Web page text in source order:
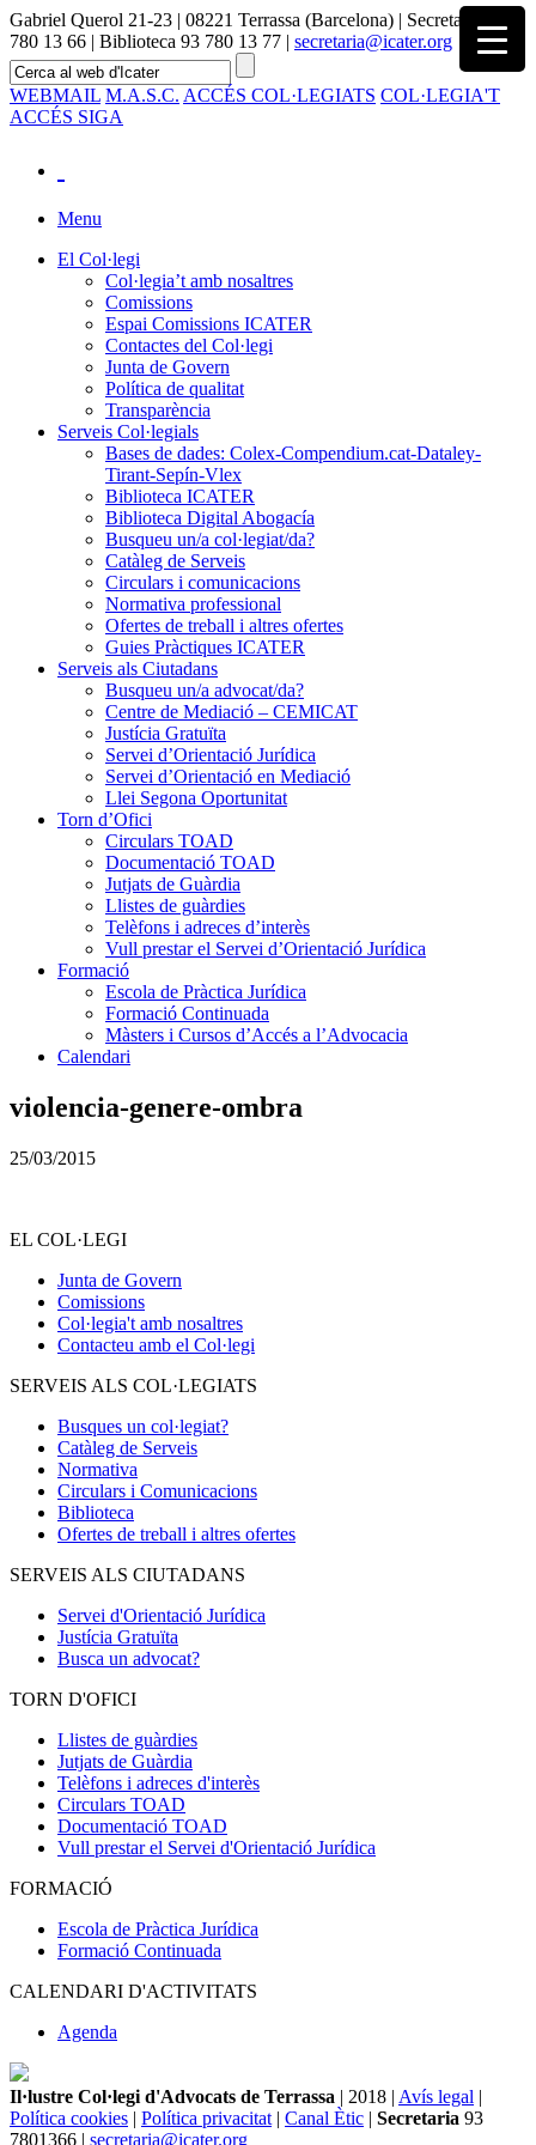
Gabriel Querol 21-23 | 08221 Terrassa (Barcelona) | Secretaria 93
780 13 66 | Biblioteca 93 780 13 77 | secretaria@icater.org
WEBMAIL M.A.S.C. ACCÉS COL·LEGIATS COL·LEGIA'T
ACCÉS SIGA
Menu
El Col·legi
Col·legia’t amb nosaltres
Comissions
Espai Comissions ICATER
Contactes del Col·legi
Junta de Govern
Política de qualitat
Transparència
Serveis Col·legials
Bases de dades: Colex-Compendium.cat-Dataley-
Tirant-Sepín-Vlex
Biblioteca ICATER
Biblioteca Digital Abogacía
Busqueu un/a col·legiat/da?
Catàleg de Serveis
Circulars i comunicacions
Normativa professional
Ofertes de treball i altres ofertes
Guies Pràctiques ICATER
Serveis als Ciutadans
Busqueu un/a advocat/da?
Centre de Mediació – CEMICAT
Justícia Gratuïta
Servei d’Orientació Jurídica
Servei d’Orientació en Mediació
Llei Segona Oportunitat
Torn d’Ofici
Circulars TOAD
Documentació TOAD
Jutjats de Guàrdia
Llistes de guàrdies
Telèfons i adreces d’interès
Vull prestar el Servei d’Orientació Jurídica
Formació
Escola de Pràctica Jurídica
Formació Continuada
Màsters i Cursos d’Accés a l’Advocacia
Calendari
violencia-genere-ombra
25/03/2015
EL COL·LEGI
Junta de Govern
Comissions
Col·legia't amb nosaltres
Contacteu amb el Col·legi
SERVEIS ALS COL·LEGIATS
Busques un col·legiat?
Catàleg de Serveis
Normativa
Circulars i Comunicacions
Biblioteca
Ofertes de treball i altres ofertes
SERVEIS ALS CIUTADANS
Servei d'Orientació Jurídica
Justícia Gratuïta
Busca un advocat?
TORN D'OFICI
Llistes de guàrdies
Jutjats de Guàrdia
Telèfons i adreces d'interès
Circulars TOAD
Documentació TOAD
Vull prestar el Servei d'Orientació Jurídica
FORMACIÓ
Escola de Pràctica Jurídica
Formació Continuada
CALENDARI D'ACTIVITATS
Agenda
Il·lustre Col·legi d'Advocats de Terrassa | 2018 | Avís legal |
Política cookies | Política privacitat | Canal Ètic | Secretaria 93
7801366 | secretaria@icater.org